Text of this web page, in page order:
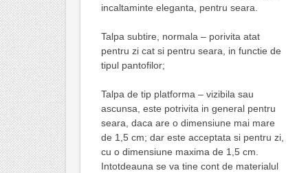
incaltaminte eleganta, pentru seara.
Talpa subtire, normala – porivita atat
pentru zi cat si pentru seara, in functie de
tipul pantofilor;
Talpa de tip platforma – vizibila sau
ascunsa, este potrivita in general pentru
seara, daca are o dimensiune mai mare
de 1,5 cm; dar este acceptata si pentru zi,
cu o dimensiune maxima de 1,5 cm.
Intotdeauna se va tine cont de materialul